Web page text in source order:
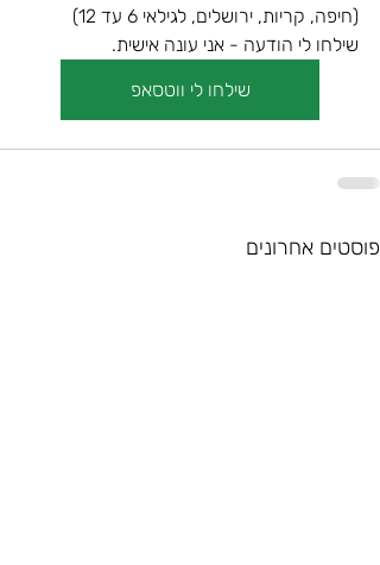
(חיפה, קריות, ירושלים, לגילאי 6 עד 12)
שילחו לי הודעה - אני עונה אישית.
שילחו לי ווטסאפ
פוסטים אחרונים